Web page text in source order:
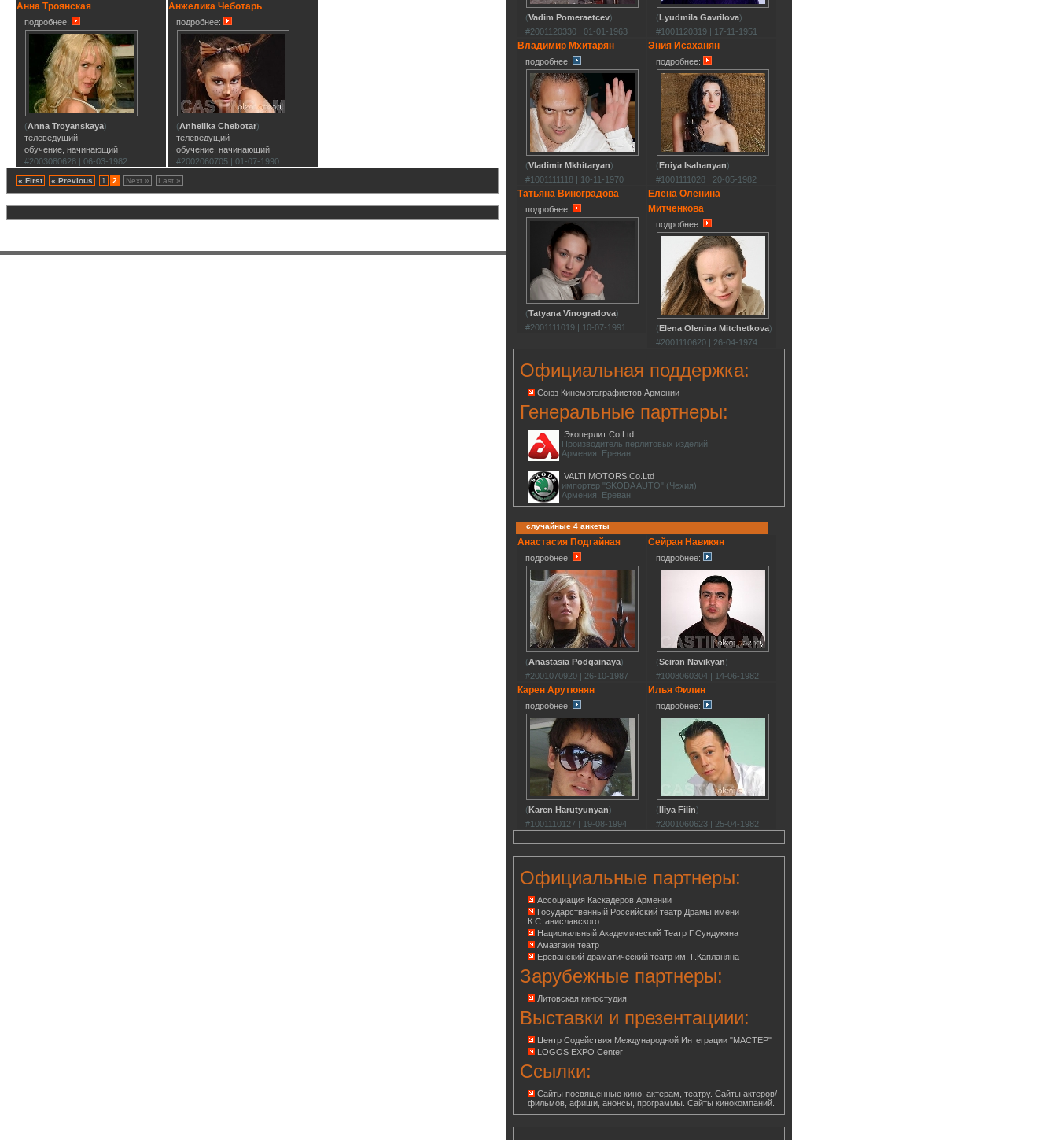
Анна Троянская
подробнее:
(Anna Troyanskaya)
телеведущий
обучение, начинающий
#2003080628 | 06-03-1982
Анжелика Чеботарь
подробнее:
(Anhelika Chebotar)
телеведущий
обучение, начинающий
#2002060705 | 01-07-1990
« First « Previous 1 2 Next » Last »
(Vadim Pomeraetcev)
#2001120330 | 01-01-1963
(Lyudmila Gavrilova)
#1001120319 | 17-11-1951
Владимир Мхитарян
подробнее:
(Vladimir Mkhitaryan)
#1001111118 | 10-11-1970
Эния Исаханян
подробнее:
(Eniya Isahanyan)
#1001111028 | 20-05-1982
Татьяна Виноградова
подробнее:
(Tatyana Vinogradova)
#2001111019 | 10-07-1991
Елена Оленина
Митченкова
подробнее:
(Elena Olenina Mitchetkova)
#2001110620 | 26-04-1974
Официальная поддержка:
Союз Кинемотаграфистов Армении
Генеральные партнеры:
Экоперлит Co.Ltd
Производитель перлитовых изделий
Армения, Ереван
VALTI MOTORS Co.Ltd
импортер "SKODA AUTO" (Чехия)
Армения, Ереван
случайные 4 анкеты
Анастасия Подгайная
подробнее:
(Anastasia Podgainaya)
#2001070920 | 26-10-1987
Сейран Навикян
подробнее:
(Seiran Navikyan)
#1008060304 | 14-06-1982
Карен Арутюнян
подробнее:
(Karen Harutyunyan)
#1001110127 | 19-08-1994
Илья Филин
подробнее:
(Iliya Filin)
#2001060623 | 25-04-1982
Официальные партнеры:
Ассоциация Каскадеров Армении
Государственный Российский театр Драмы имени
К.Станиславского
Национальный Академический Театр Г.Сундукяна
Амазгаин театр
Ереванский драматический театр им. Г.Капланяна
Зарубежные партнеры:
Литовская киностудия
Выставки и презентациии:
Центр Содействия Международной Интеграции "МАСТЕР"
LOGOS EXPO Center
Ссылки:
Сайты посвященные кино, актерам, театру. Сайты актеров/
фильмов, афиши, анонсы, программы. Сайты кинокомпаний.